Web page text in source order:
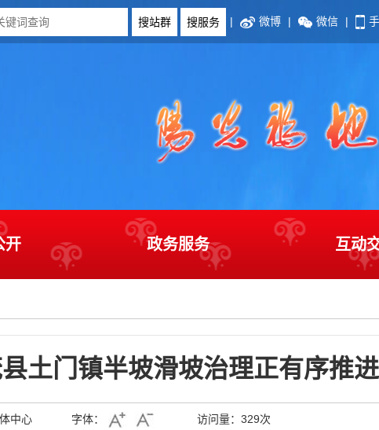
| 微博 | 微信 |
开 政务服务 互动
土门镇半坡滑坡治理正有序推进
中心 字体： 访问量： 329次